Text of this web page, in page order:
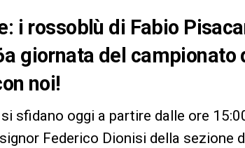
i rossoblù di Fabio
giornata del campionato
noi!
si sfidano oggi a partire dalle ore
Federico Dionisi della sezione